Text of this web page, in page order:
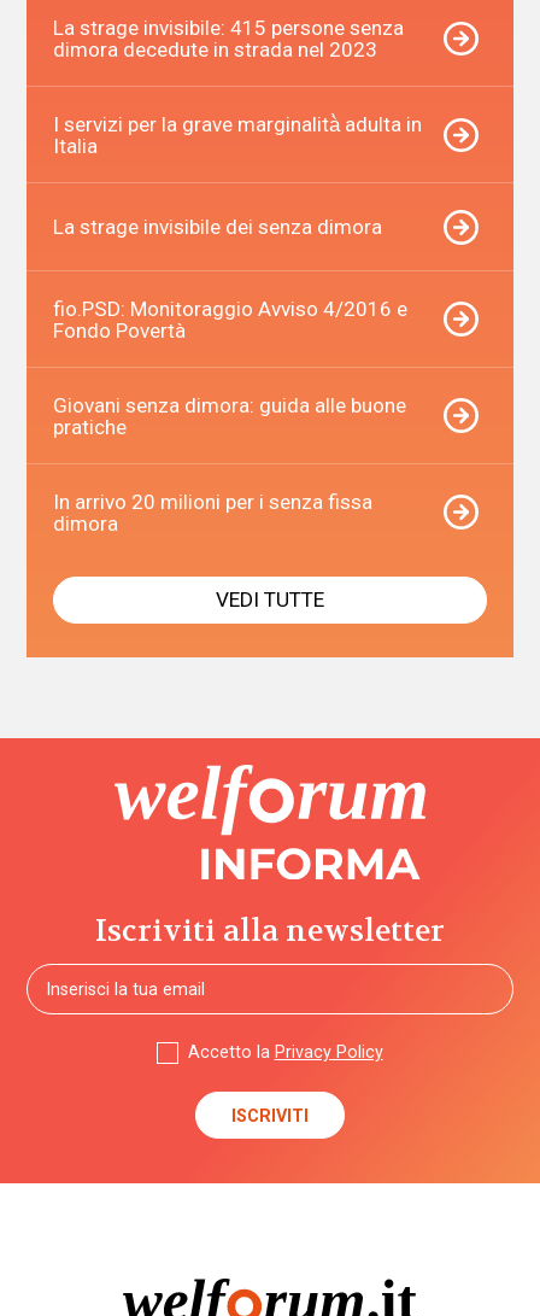
La strage invisibile: 415 persone senza
dimora decedute in strada nel 2023
I servizi per la grave marginalità̀ adulta in
Italia
La strage invisibile dei senza dimora
fio.PSD: Monitoraggio Avviso 4/2016 e
Fondo Povertà
Giovani senza dimora: guida alle buone
pratiche
In arrivo 20 milioni per i senza fissa
dimora
VEDI TUTTE
Iscriviti alla newsletter
Accetto la Privacy Policy